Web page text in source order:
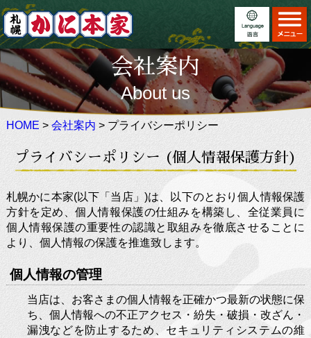
ホーム
お料理 Menu
店舗案内 Locations
こだわり Feature
イベント Event
法事・慶事 Auspicious
お知らせ Information
かに寿司 販売情報
ご利用案内
Information
会社案内 About us
会社案内
About us
HOME > 会社案内 > プライバシーポリシー
プライバシーポリシー (個人情報保護方針)
札幌かに本家(以下「当店」)は、以下のとおり個人情報保護
方針を定め、個人情報保護の仕組みを構築し、全従業員に
個人情報保護の重要性の認識と取組みを徹底させることに
より、個人情報の保護を推進致します。
個人情報の管理
当店は、お客さまの個人情報を正確かつ最新の状態に保
ち、個人情報への不正アクセス・紛失・破損・改ざん・
漏洩などを防止するため、セキュリティシステムの維
日本語
English
繁體中文
简体中文
×